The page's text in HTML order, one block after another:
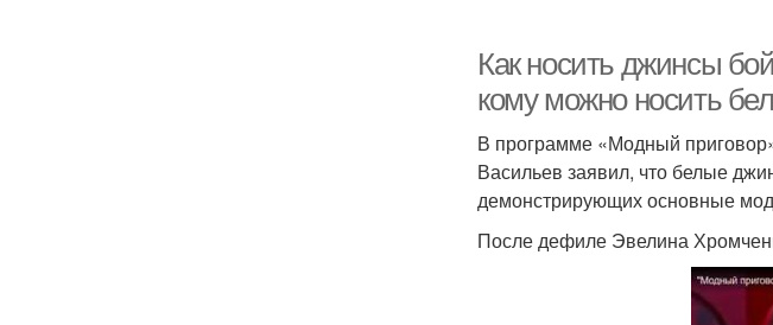
Как носить джинсы
кому можно носить
В программе «Модный
Васильев заявил, что белые
демонстрирующих основные
После дефиле Эвелина